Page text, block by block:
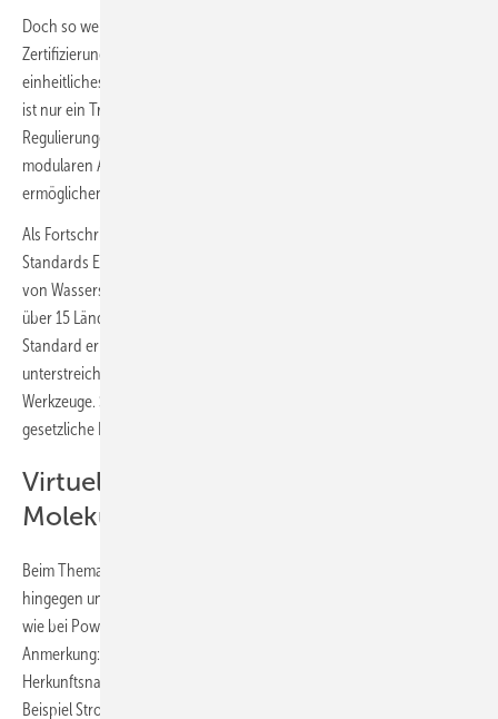
Doch so weit ist es noch nicht. Die IPHE zählt weltweit 21
Zertifizierungssysteme und sieben Fördermechanismen. Ein
einheitliches Zertifizierungssystem hält Antony für unrealistisch: „Das
ist nur ein Traum“, sagt er. Zertifikate seien immer an lokale
Regulierungen gebunden. Stattdessen verfolgt die IPHE einen
modularen Ansatz, der einen Austausch zwischen den Systemen
ermöglichen soll.
Als Fortschritt wertete Antony die Veröffentlichung eines neuen ISO-
Standards Ende April zur Quantifizierung der Treibhausgasemissionen
von Wasserstoff. Die Methodik basiert auf einer IPHE-Vorarbeit, an der
über 15 Länder in mehr als 70 Sitzungen mitgewirkt hatten. Der
Standard ermögliche es erstmals, „Äpfel mit Äpfeln“ zu vergleichen. Er
unterstreicht aber auch: Normen wie ISO-Normen sind freiwillige
Werkzeuge. Sie können für Vergleichbarkeit sorgen, aber nicht
gesetzliche Regulierungen ersetzen.
Virtuelle Zertifikate für grüne
Moleküle sind ein Streitpunkt
Beim Thema Zertifikatehandel sind sich die beiden Fachleute
hingegen uneins. Matthes plädiert für einen virtuellen Handel ähnlich
wie bei Power Purchase Agreements im Strommarkt. (Red.
Anmerkung: Im Strommarkt ist der Handel mit Kilowattstunden und
Herkunftsnachweisen auch getrennt möglich. Man kann also zum
Beispiel Strom auf dem deutschen Spotmarkt einkaufen und separat